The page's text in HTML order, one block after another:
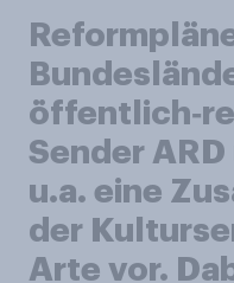
Sender
u.a. eine
der
Arte vor.